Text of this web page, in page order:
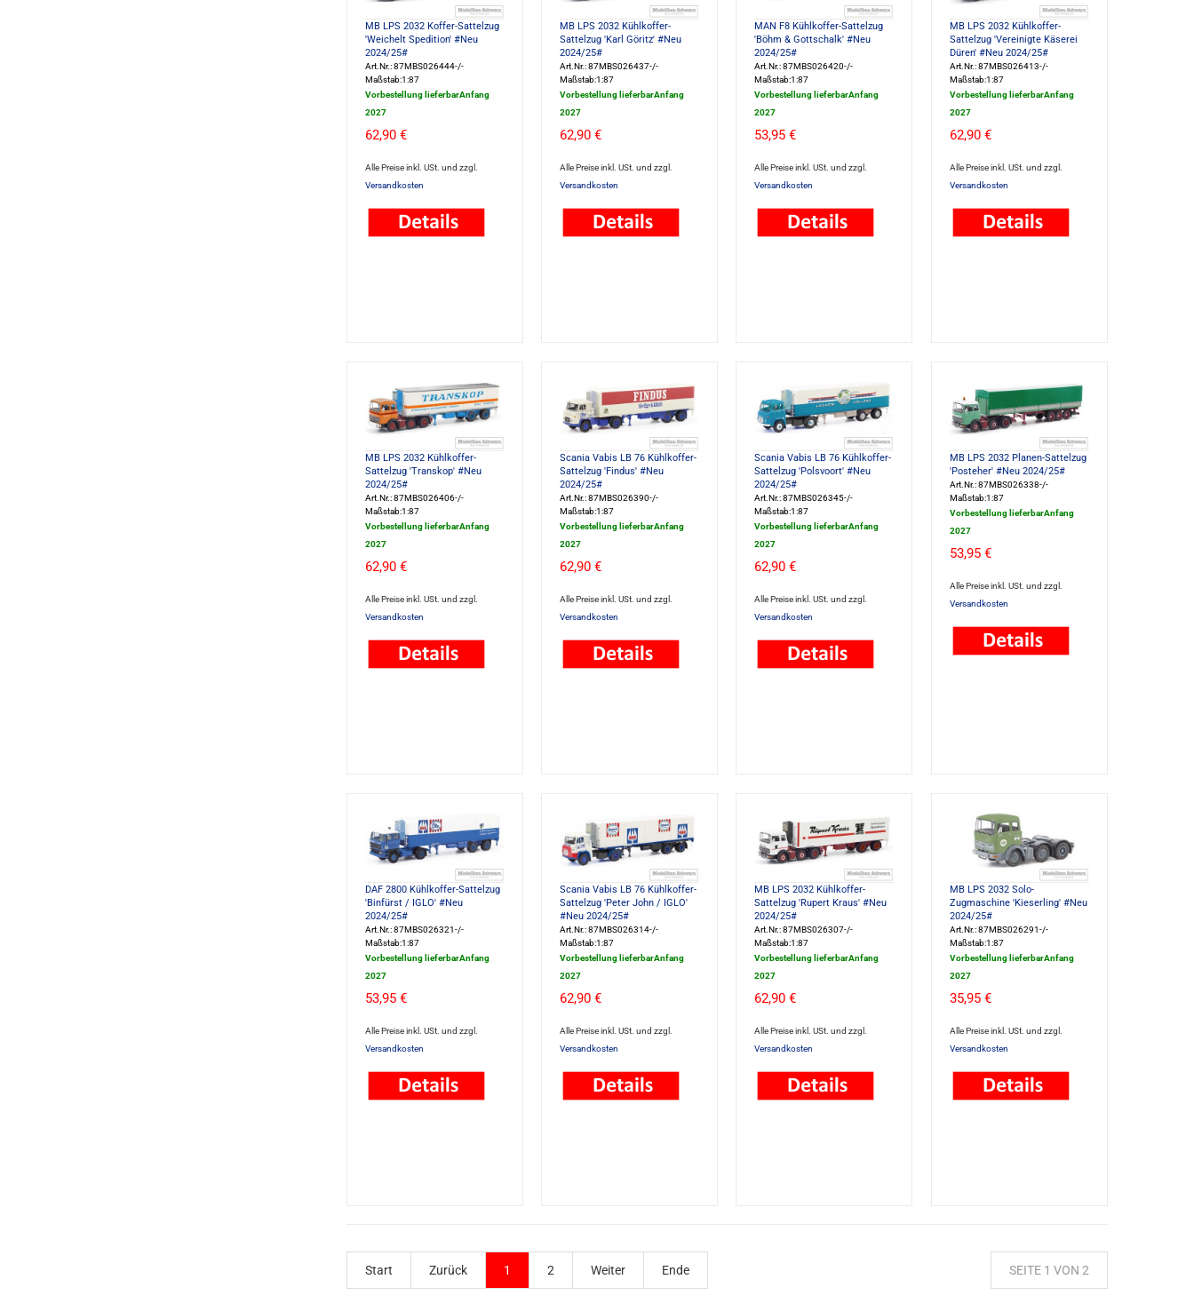
MB LPS 2032 Koffer-Sattelzug
'Weichelt Spedition' #Neu
2024/25#
Art.Nr.: 87MBS026444-/-
Maßstab:1:87
Vorbestellung lieferbarAnfang
2027
62,90 €
Alle Preise inkl. USt. und zzgl.
Versandkosten
MB LPS 2032 Kühlkoffer-
Sattelzug 'Karl Göritz' #Neu
2024/25#
Art.Nr.: 87MBS026437-/-
Maßstab:1:87
Vorbestellung lieferbarAnfang
2027
62,90 €
Alle Preise inkl. USt. und zzgl.
Versandkosten
MAN F8 Kühlkoffer-Sattelzug
'Böhm & Gottschalk' #Neu
2024/25#
Art.Nr.: 87MBS026420-/-
Maßstab:1:87
Vorbestellung lieferbarAnfang
2027
53,95 €
Alle Preise inkl. USt. und zzgl.
Versandkosten
MB LPS 2032 Kühlkoffer-
Sattelzug 'Vereinigte Käserei
Düren' #Neu 2024/25#
Art.Nr.: 87MBS026413-/-
Maßstab:1:87
Vorbestellung lieferbarAnfang
2027
62,90 €
Alle Preise inkl. USt. und zzgl.
Versandkosten
MB LPS 2032 Kühlkoffer-
Sattelzug 'Transkop' #Neu
2024/25#
Art.Nr.: 87MBS026406-/-
Maßstab:1:87
Vorbestellung lieferbarAnfang
2027
62,90 €
Alle Preise inkl. USt. und zzgl.
Versandkosten
Scania Vabis LB 76 Kühlkoffer-
Sattelzug 'Findus' #Neu
2024/25#
Art.Nr.: 87MBS026390-/-
Maßstab:1:87
Vorbestellung lieferbarAnfang
2027
62,90 €
Alle Preise inkl. USt. und zzgl.
Versandkosten
Scania Vabis LB 76 Kühlkoffer-
Sattelzug 'Polsvoort' #Neu
2024/25#
Art.Nr.: 87MBS026345-/-
Maßstab:1:87
Vorbestellung lieferbarAnfang
2027
62,90 €
Alle Preise inkl. USt. und zzgl.
Versandkosten
MB LPS 2032 Planen-Sattelzug
'Posteher' #Neu 2024/25#
Art.Nr.: 87MBS026338-/-
Maßstab:1:87
Vorbestellung lieferbarAnfang
2027
53,95 €
Alle Preise inkl. USt. und zzgl.
Versandkosten
DAF 2800 Kühlkoffer-Sattelzug
'Binfürst / IGLO' #Neu
2024/25#
Art.Nr.: 87MBS026321-/-
Maßstab:1:87
Vorbestellung lieferbarAnfang
2027
53,95 €
Alle Preise inkl. USt. und zzgl.
Versandkosten
Scania Vabis LB 76 Kühlkoffer-
Sattelzug 'Peter John / IGLO'
#Neu 2024/25#
Art.Nr.: 87MBS026314-/-
Maßstab:1:87
Vorbestellung lieferbarAnfang
2027
62,90 €
Alle Preise inkl. USt. und zzgl.
Versandkosten
MB LPS 2032 Kühlkoffer-
Sattelzug 'Rupert Kraus' #Neu
2024/25#
Art.Nr.: 87MBS026307-/-
Maßstab:1:87
Vorbestellung lieferbarAnfang
2027
62,90 €
Alle Preise inkl. USt. und zzgl.
Versandkosten
MB LPS 2032 Solo-
Zugmaschine 'Kieserling' #Neu
2024/25#
Art.Nr.: 87MBS026291-/-
Maßstab:1:87
Vorbestellung lieferbarAnfang
2027
35,95 €
Alle Preise inkl. USt. und zzgl.
Versandkosten
Start Zurück 1 2 Weiter Ende SEITE 1 VON 2